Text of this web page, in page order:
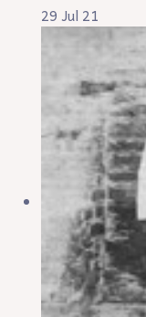
29 Jul 21